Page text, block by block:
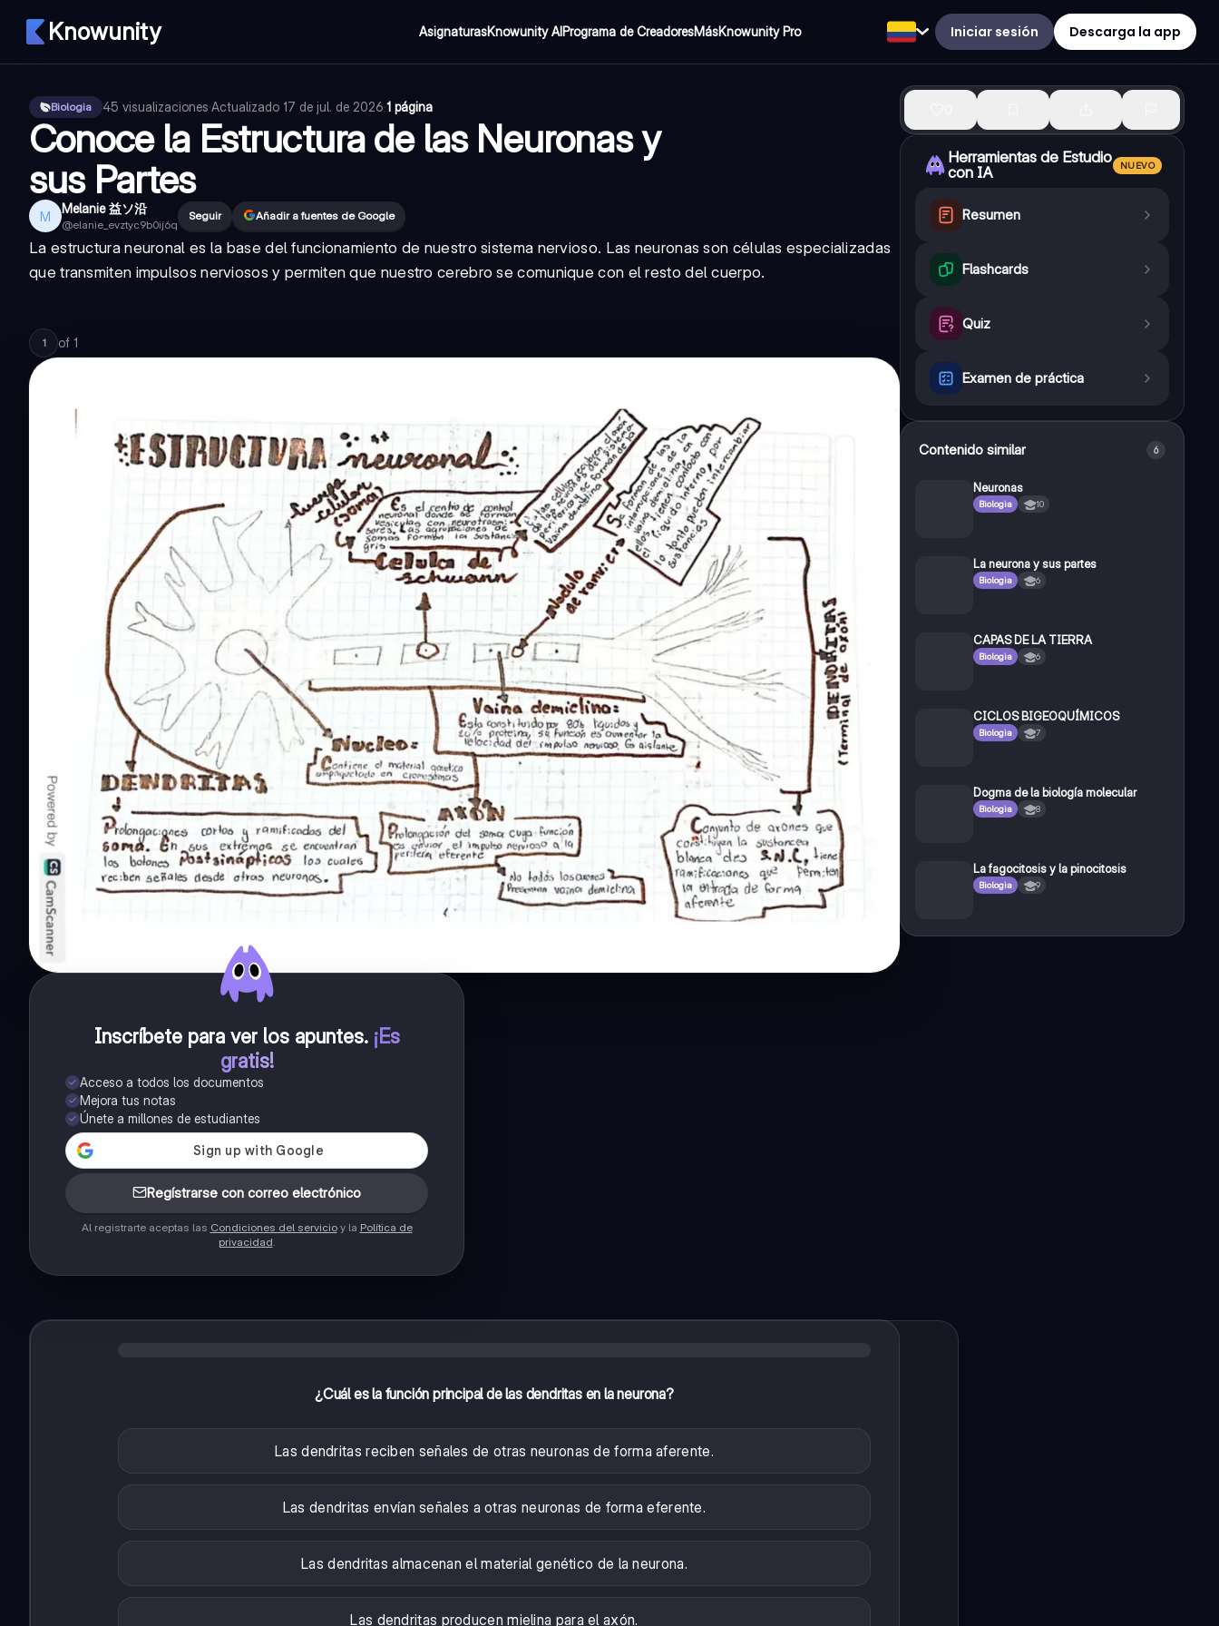
Knowunity AsignaturasKnowunity AIPrograma de CreadoresMásKnowunity Pro Iniciar sesión Descarga la app
Biologia 45 visualizaciones·Actualizado 17 de jul. de 2026·1 página
Conoce la Estructura de las Neuronas y
sus Partes
M Melanie 益ソ沿
@elanie_evztyc9b0ij6q
Seguir Añadir a fuentes de Google
La estructura neuronal es la base del funcionamiento de nuestro sistema nervioso. Las neuronas son células especializadas
que transmiten impulsos nerviosos y permiten que nuestro cerebro se comunique con el resto del cuerpo.
1 of 1
Inscríbete para ver los apuntes. ¡Es
gratis!
Acceso a todos los documentos
Mejora tus notas
Únete a millones de estudiantes
Regístrarse con correo electrónico
Al registrarte aceptas las Condiciones del servicioy la Política de
privacidad.
¿Cuál es la función principal de las dendritas en la neurona?
Las dendritas reciben señales de otras neuronas de forma aferente.
Las dendritas envían señales a otras neuronas de forma eferente.
Las dendritas almacenan el material genético de la neurona.
Las dendritas producen mielina para el axón.
Herramientas de Estudio
con IA
NUEVO
Resumen
Flashcards
Quiz
Examen de práctica
Contenido similar 6
Neuronas
Biologia 10
La neurona y sus partes
Biologia 6
CAPAS DE LA TIERRA
Biologia 6
CICLOS BIGEOQUÍMICOS
Biologia 7
Dogma de la biología molecular
Biologia 8
La fagocitosis y la pinocitosis
Biologia 9